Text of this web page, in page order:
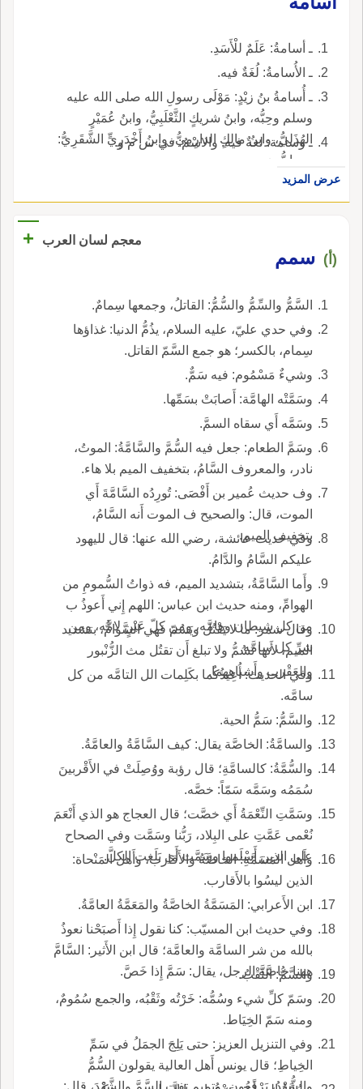
ـ أسامةُ: عَلَمٌ للْأَسَدِ.
ـ الأُسامةُ: لُغَةٌ فيه.
ـ أُسامةُ بنُ زيْدٍ: مَوْلَى رسولِ الله صلى الله عليه
وسلم وحِبُّه، وابنُ شريكٍ الثَّعْلَبِيُّ، وابنُ عُمَيْرٍ
الهُذَلِيُّ، وابنُ مالِكٍ الدارِمِيُّ، وابنُ أَخْدَرِيٍّ الشَّقَرِيُّ:
صحابيُّون.
ـ وسامة: لغةٌ فيه. والاسْمُ: في س م و.
عرض المزيد
معجم لسان العرب +
(أ) سمم
السَّمُّ والسِّمُّ والسُّمُّ: القاتلُ، وجمعها سِمامٌ.
وفي حدي عليّ، عليه السلام، يذُمُّ الدنيا: غذاؤها
سِمام، بالكسر؛ هو جمع السَّمّ القاتل.
وشيءٌ مَسْمُوم: فيه سَمٌّ.
وسَمَّتْه الهامَّة: أَصابَتْ بسَمِّها.
وسَمَّه أَي سقاه السمَّ.
وسَمَّ الطعام: جعل فيه السُّمَّ والسَّامَّةُ: الموتُ،
نادر، والمعروف السَّامُ، بتخفيف الميم بلا هاء.
وف حديث عُمير بن أَفْصَى: تُورِدُه السَّامَّةَ أَي
الموت، قال: والصحيح ف الموت أَنه السَّامُ،
بتخفيف الميم.
وفي حديث عائشة، رضي الله عنها: قال لليهود
عليكم السَّامُ والدَّامُ.
وأَما السَّامَّةُ، بتشديد الميم، فه ذواتُ السُّمومِ من
الهوامِّ، ومنه حديث ابن عباس: اللهم إِني أَعوذُ ب
من كل شيطان وهامَّه، ومن كلّ عَيْنٍ لامَّه، ومن
شرِّ كل سامَّه.
وقال شمر: ما لا يَقْتُل ويَسُمّ فهي السَّوامُّ، بتشديد
الميم، لأَنها تَسُمُّ ولا تبلغ أَن تقتُل مث الزُّنْبور
والعَقْرب وأَشباههما.
وفي الحديث: أُعِيذُكُما بكَلِمات الل التامَّه من كل
سامَّه.
والسَّمُّ: سَمُّ الحية.
والسامَّةُ: الخاصَّة يقال: كيف السَّامَّةُ والعامَّةُ.
والسُّمَّةُ: كالسامَّةِ؛ قال رؤبة ووُصِلَتْ في الأَقْربينَ
سُمَمُه وسَمَّه سَمّاً: خصَّه.
وسَمَّتِ النِّعْمَةُ أَي خصَّت؛ قال العجاج هو الذي أَنْعَمَ
نُعْمى عَمَّتِ على البِلاد، رَبُّنا وسَمَّت وفي الصحاح
على الذين أَسْلَموا وسَمَّت أَي بَلَغت الكلَّ.
وأَهل المَسَمَّةِ: الخاصَّةُ والأَقارب، وأَهل المَنْحاة:
الذين ليسُوا بالأَقارب.
ابن الأَعرابي: المَسَمَّةُ الخاصَّةُ والمَعَمَّةُ العامَّةُ.
وفي حديث ابن المسيّب: كنا نقول إِذا أَصبَحْنا نعوذُ
بالله من شر السامَّة والعامَّة؛ قال ابن الأَثير: السَّامَّ
ههنا خاصَّة الرجل، يقال: سَمَّ إِذا خَصَّ.
والسَّمُّ: الثَّقْبُ.
وسَمّ كلِّ شيء وسُمُّه: خَرْتُه وثَقْبُه، والجمع سُمُومٌ،
ومنه سَمّ الخِيَاط.
وفي التنزيل العزيز: حتى يَلِجَ الجمَلُ في سَمِّ
الخِياطِ؛ قال يونس أَهل العالية يقولون السُّمُّ
والشُّهْدُ، يَرْفَعُون، وتميم تفت السَّمَّ والشَّهْدَ، قال: